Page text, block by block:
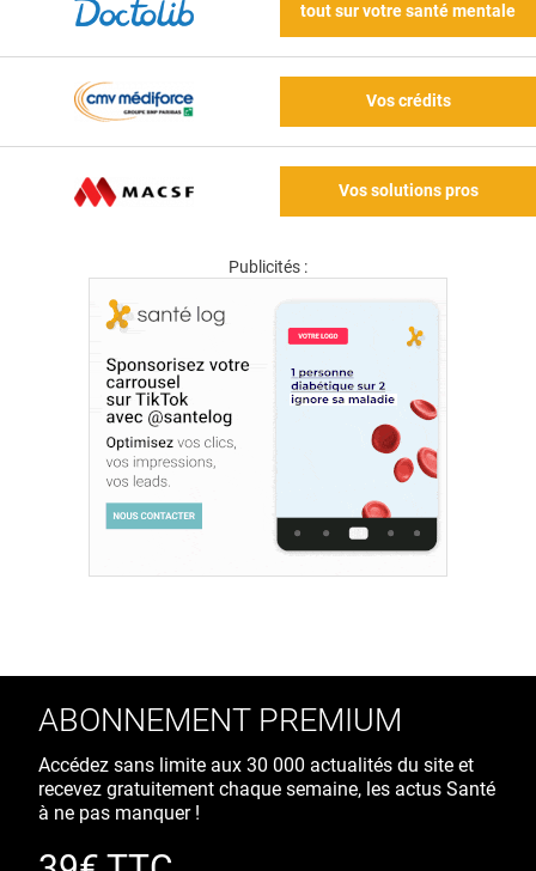
tout sur votre santé mentale
Vos crédits
Vos solutions pros
Publicités :
ABONNEMENT PREMIUM
Accédez sans limite aux 30 000 actualités du site et
recevez gratuitement chaque semaine, les actus Santé
à ne pas manquer !